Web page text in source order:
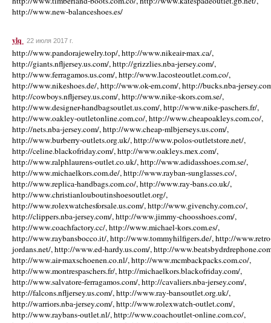
ylq 22 июля 2017 г.
http://www.pandorajewelry.top/, http://www.nikeair-max.ca/,
http://giants.nfljersey.us.com/, http://grizzlies.nba-jersey.com/,
http://www.ferragamos.us.com/, http://www.lacosteoutlet.com.co/,
http://www.nikeshoes.de/, http://www.ok-em.com/, http://bucks.nba-
http://cowboys.nfljersey.us.com/, http://www.nike-skors.com.se/,
http://www.designer-handbagsoutlet.us.com/, http://www.nike-paschers.fr/,
http://www.oakley-outletonline.com.co/, http://www.cheapoakleys.com.co/,
http://nets.nba-jersey.com/, http://www.cheap-mlbjerseys.us.com/,
http://www.burberry-outlets.org.uk/, http://www.polos-outletstore.net/,
http://celine.blackofriday.com/, http://www.oakleys.mex.com/,
http://www.ralphlaurens-outlet.co.uk/, http://www.adidasshoes.com.se/,
http://www.michaelkors.com.de/, http://www.rayban-sunglasses.co/,
http://www.replica-handbags.com.co/, http://www.ray-bans.co.uk/,
http://www.christianlouboutinshoesoutlet.org/,
http://www.rolexwatchesforsale.us.com/, http://www.givenchy.com.co/,
http://clippers.nba-jersey.com/, http://www.jimmy-choosshoes.com/,
http://www.coachfactory.cc/, http://www.michael-kors.com.es/,
http://www.raybansbocco.it/, http://www.tommyhilfigers.de/, http://
jordans.net/, http://www.ed-hardy.us.com/, http://
http://www.air-maxschoenen.co.nl/, http://www.mcmbackpacks.com.co/,
http://www.montrespaschers.fr/, http://michaelkors.blackofriday.com/,
http://www.salvatore-ferragamos.com/, http://cavaliers.nba-jersey.com/,
http://falcons.nfljersey.us.com/, http://www.ray-bansoutlet.org.uk/,
http://warriors.nba-jersey.com/, http://www.rolexwatch-outlet.com/,
http://www.raybans-outlet.nl/, http://www.coachoutlet-online.com.co/,